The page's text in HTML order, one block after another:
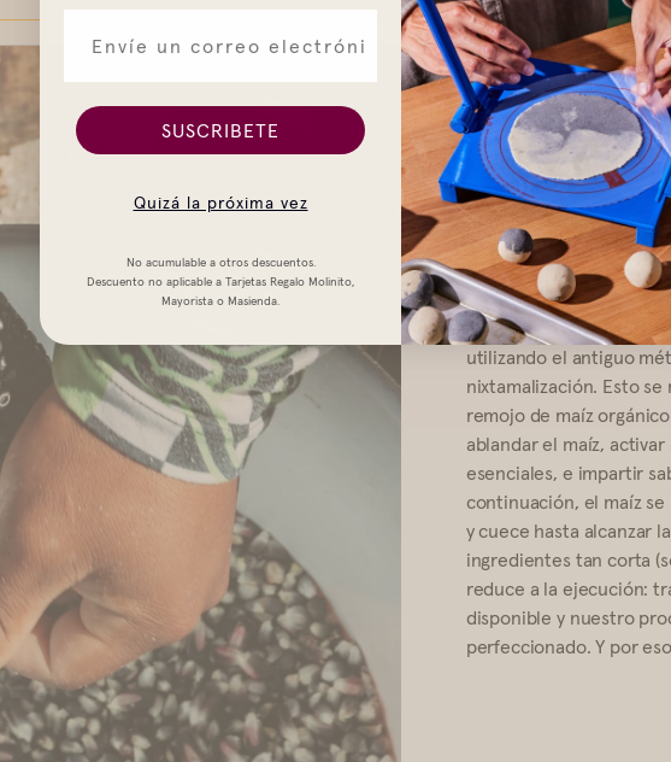
Nuestras tortillas se
utilizando el antiguo
nixtamalización. Esto
remojo de maíz
ablandar el maíz,
esenciales, e impartir
continuación, el maíz
y cuece hasta alcanzar
ingredientes tan corta
reduce a la ejecución:
disponible y nuestro
perfeccionado. Y por
SUSCRIBETE
Quizá la próxima vez
No acumulable a otros descuentos.
Descuento no aplicable a Tarjetas Regalo Molinito,
Mayorista o Masienda.